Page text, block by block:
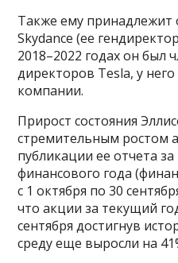
Также ему принадлежит
Skydance (ее
2018–2022 годах он был
директоров Tesla, у
компании.
Прирост состояния
стремительным ростом
публикации ее отчета
финансового года
с 1 октября по 30
что акции за текущий
сентября достигнув
среду еще выросли на